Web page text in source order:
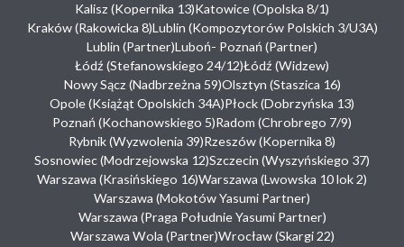
Kalisz (Kopernika 13)Katowice (Opolska 8/1)
Kraków (Rakowicka 8)Lublin (Kompozytorów Polskich 3/U3A)
Lublin (Partner)Luboń- Poznań (Partner)
Łódź (Stefanowskiego 24/12)Łódź (Widzew)
Nowy Sącz (Nadbrzeżna 59)Olsztyn (Staszica 16)
Opole (Książąt Opolskich 34A)Płock (Dobrzyńska 13)
Poznań (Kochanowskiego 5)Radom (Chrobrego 7/9)
Rybnik (Wyzwolenia 39)Rzeszów (Kopernika 8)
Sosnowiec (Modrzejowska 12)Szczecin (Wyszyńskiego 37)
Warszawa (Krasińskiego 16)Warszawa (Lwowska 10 lok 2)
Warszawa (Mokotów Yasumi Partner)
Warszawa (Praga Południe Yasumi Partner)
Warszawa Wola (Partner)Wrocław (Skargi 22)